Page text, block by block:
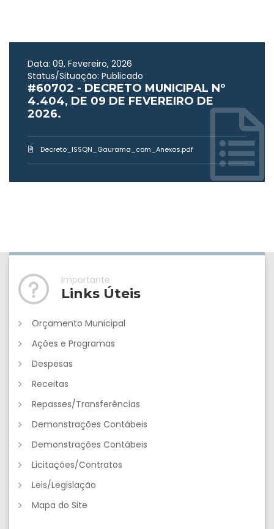
Data: 09, Fevereiro, 2026
Status/Situação: Publicado
#60702 - DECRETO MUNICIPAL Nº
4.404, DE 09 DE FEVEREIRO DE
2026.
Decreto_ISSQN_Gaurama_com_Anexos.pdf
Importante
Links Úteis
Orçamento Municipal
Ações e Programas
Despesas
Receitas
Repasses/Transferências
Demonstrações Contábeis
Demonstrações Contábeis
Licitações/Contratos
Leis/Legislação
Mapa do Site